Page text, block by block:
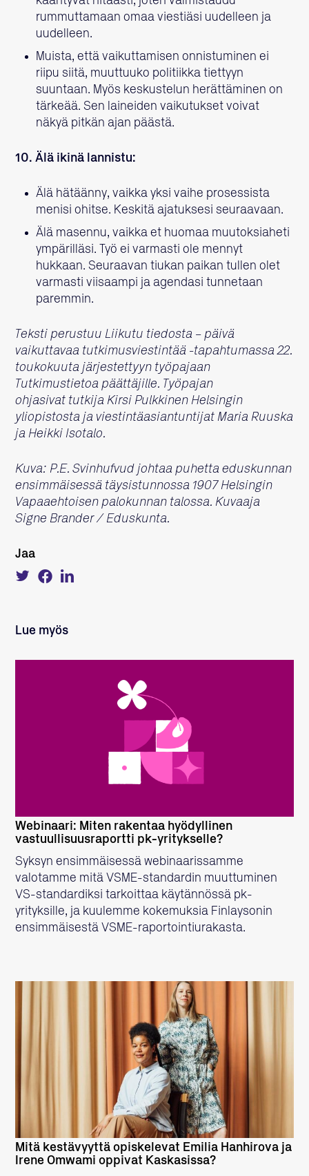
rummuttamaan omaa viestiäsi uudelleen ja
uudelleen.
Muista, että vaikuttamisen onnistuminen ei
riipu siitä, muuttuuko politiikka tiettyyn
suuntaan. Myös keskustelun herättäminen on
tärkeää. Sen laineiden vaikutukset voivat
näkyä pitkän ajan päästä.
10. Älä ikinä lannistu:
Älä hätäänny, vaikka yksi vaihe prosessista
menisi ohitse. Keskitä ajatuksesi seuraavaan.
Älä masennu, vaikka et huomaa muutoksiaheti
ympärilläsi. Työ ei varmasti ole mennyt
hukkaan. Seuraavan tiukan paikan tullen olet
varmasti viisaampi ja agendasi tunnetaan
paremmin.
Teksti perustuu Liikutu tiedosta – päivä
vaikuttavaa tutkimusviestintää -tapahtumassa 22.
toukokuuta järjestettyyn työpajaan
Tutkimustietoa päättäjille. Työpajan
ohjasivat tutkija Kirsi Pulkkinen Helsingin
yliopistosta ja viestintäasiantuntijat Maria Ruuska
ja Heikki Isotalo.
Kuva: P.E. Svinhufvud johtaa puhetta eduskunnan
ensimmäisessä täysistunnossa 1907 Helsingin
Vapaaehtoisen palokunnan talossa. Kuvaaja
Signe Brander / Eduskunta.
Jaa
Tweet
about
Share
on
Lue myös
LUE LISÄÄ
Webinaari: Miten rakentaa hyödyllinen
vastuullisuusraportti pk-yritykselle?
Syksyn ensimmäisessä webinaarissamme
valotamme mitä VSME-standardin muuttuminen
VS-standardiksi tarkoittaa käytännössä pk-
yrityksille, ja kuulemme kokemuksia Finlaysonin
ensimmäisestä VSME-raportointiurakasta.
LUE LISÄÄ
Mitä kestävyyttä opiskelevat Emilia Hanhirova ja
Irene Omwami oppivat Kaskasissa?